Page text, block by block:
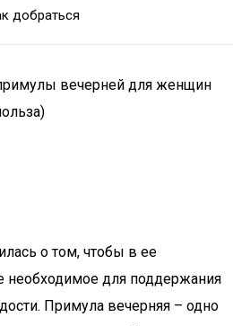
добраться
вечерней для женщин
о том, чтобы в ее
необходимое для поддержания
Примула вечерняя – одно